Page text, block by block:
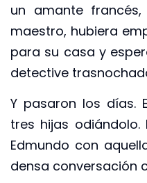
un amante francés,
maestro, hubiera
para su casa y
detective
Y pasaron los días.
tres hijas
Edmundo con
densa conversación